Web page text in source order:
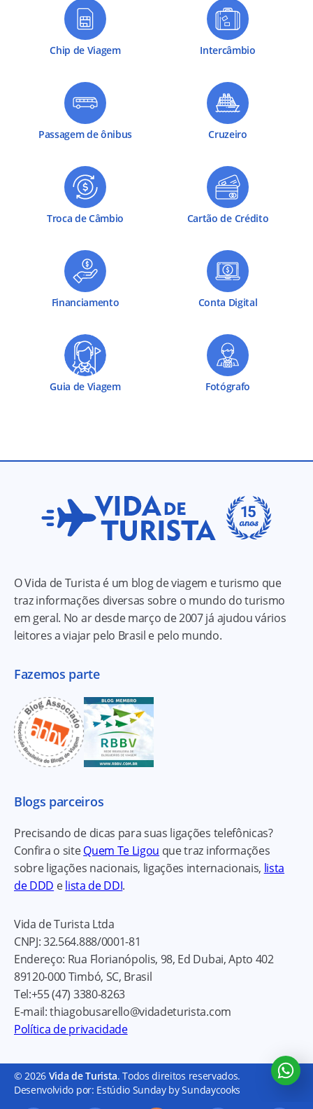
Chip de Viagem Intercâmbio
Passagem de ônibus Cruzeiro
Troca de Câmbio Cartão de Crédito
Financiamento Conta Digital
Guia de Viagem Fotógrafo
O Vida de Turista é um blog de viagem e turismo que
traz informações diversas sobre o mundo do turismo
em geral. No ar desde março de 2007 já ajudou vários
leitores a viajar pelo Brasil e pelo mundo.
Fazemos parte
Blogs parceiros
Precisando de dicas para suas ligações telefônicas?
Confira o siteQuem Te Ligou que traz informações
sobre ligações nacionais, ligações internacionais, lista
de DDD elista de DDI.
Vida de Turista Ltda
CNPJ:32.564.888/0001-81
Endereço: Rua Florianópolis, 98, Ed Dubai, Apto 402
89120-000Timbó, SC, Brasil
Tel:+55 (47) 3380-8263
E-mail:thiagobusarello@vidadeturista.com
Política de privacidade
© 2026 Vida de Turista. Todos direitos reservados.
Desenvolvido por: Estúdio Sunday by Sundaycooks